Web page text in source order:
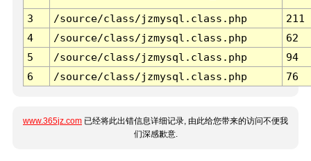
3 /source/class/jzmysql.class.php
211
4
/source/class/jzmysql.class.php
62
5
/source/class/jzmysql.class.php
94
6
/source/class/jzmysql.class.php 76
www.365jz.com 已经将此出错信息详细记录, 由此给您带来的访问不便我
们深感歉意.